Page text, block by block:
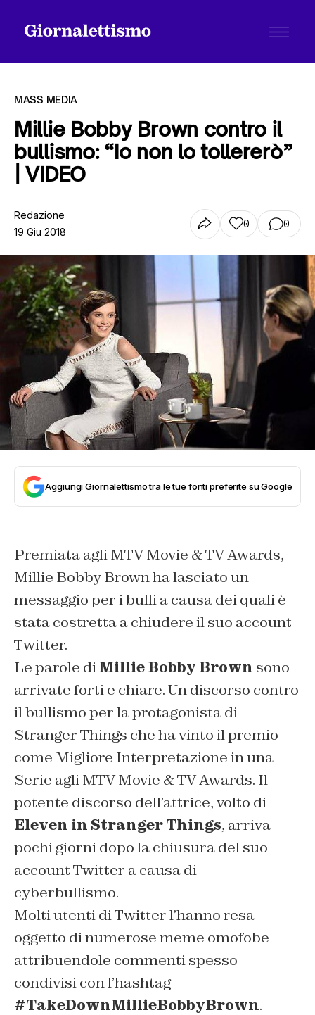
Tutti gli articoli
Chi siamo
Contatti
MASS MEDIA
Millie Bobby Brown contro il
bullismo: “Io non lo tollererò”
| VIDEO
Redazione
19 Giu 2018
0 0
Aggiungi Giornalettismo tra le tue fonti preferite su Google
Premiata agli MTV Movie & TV Awards,
Millie Bobby Brown ha lasciato un
messaggio per i bulli a causa dei quali è
stata costretta a chiudere il suo account
Twitter.
Le parole diMillie Bobby Brown sono
arrivate forti e chiare. Un discorso contro
il bullismo per la protagonista di
Stranger Things che ha vinto il premio
come Migliore Interpretazione in una
Serie agli MTV Movie & TV Awards. Il
potente discorso dell’attrice, volto di
Eleven in Stranger Things, arriva
pochi giorni dopo la chiusura del suo
account Twitter a causa di
cyberbullismo.
Molti utenti di Twitter l’hanno resa
oggetto di numerose meme omofobe
attribuendole commenti spesso
condivisi con l’hashtag
#TakeDownMillieBobbyBrown.